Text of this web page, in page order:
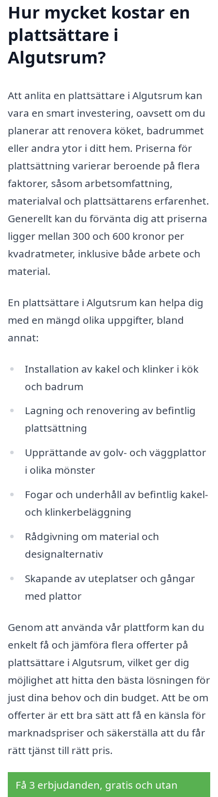
Hur mycket kostar en
plattsättare i
Algutsrum?
Att anlita en plattsättare i Algutsrum kan
vara en smart investering, oavsett om du
planerar att renovera köket, badrummet
eller andra ytor i ditt hem. Priserna för
plattsättning varierar beroende på flera
faktorer, såsom arbetsomfattning,
materialval och plattsättarens erfarenhet.
Generellt kan du förvänta dig att priserna
ligger mellan 300 och 600 kronor per
kvadratmeter, inklusive både arbete och
material.
En plattsättare i Algutsrum kan helpa dig
med en mängd olika uppgifter, bland
annat:
Installation av kakel och klinker i kök
och badrum
Lagning och renovering av befintlig
plattsättning
Upprättande av golv- och väggplattor
i olika mönster
Fogar och underhåll av befintlig kakel-
och klinkerbeläggning
Rådgivning om material och
designalternativ
Skapande av uteplatser och gångar
med plattor
Genom att använda vår plattform kan du
enkelt få och jämföra flera offerter på
plattsättare i Algutsrum, vilket ger dig
möjlighet att hitta den bästa lösningen för
just dina behov och din budget. Att be om
offerter är ett bra sätt att få en känsla för
marknadspriser och säkerställa att du får
rätt tjänst till rätt pris.
Få 3 erbjudanden, gratis och utan